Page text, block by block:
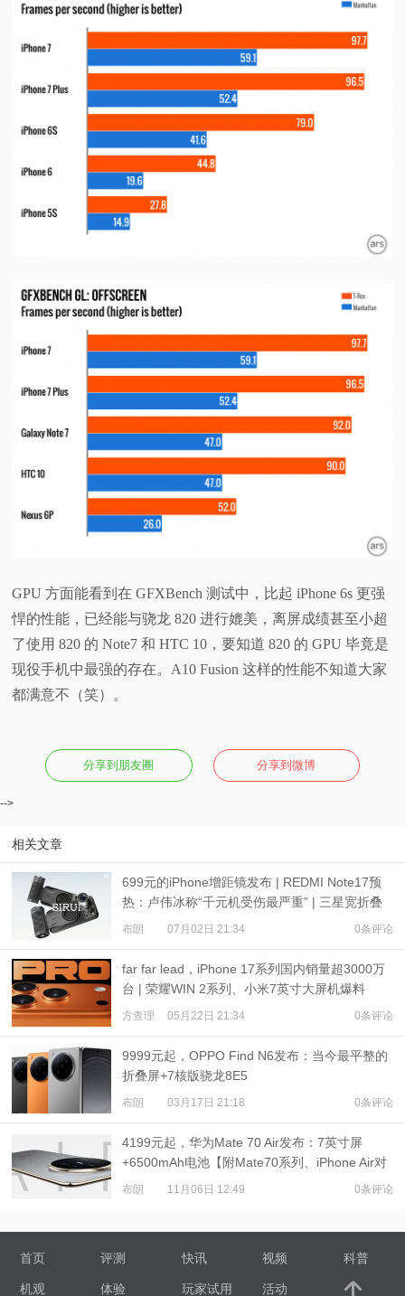
GPU 方面能看到在 GFXBench 测试中，比起 iPhone 6s 更强
悍的性能，已经能与骁龙 820 进行媲美，离屏成绩甚至小超
了使用 820 的 Note7 和 HTC 10，要知道 820 的 GPU 毕竟是
现役手机中最强的存在。A10 Fusion 这样的性能不知道大家
都满意不（笑）。
分享到朋友圈 分享到微博
-->
相关文章
699元的iPhone增距镜发布 | REDMI Note17预
热：卢伟冰称“千元机受伤最严重” | 三星宽折叠
或7月22日发布
布朗 07月02日 21:34 0条评论
far far lead，iPhone 17系列国内销量超3000万
台 | 荣耀WIN 2系列、小米7英寸大屏机爆料
方查理 05月22日 21:34 0条评论
9999元起，OPPO Find N6发布：当今最平整的
折叠屏+7核版骁龙8E5
布朗 03月17日 21:18 0条评论
4199元起，华为Mate 70 Air发布：7英寸屏
+6500mAh电池【附Mate70系列、iPhone Air对
比】
布朗 11月06日 12:49 0条评论
首页 评测 快讯 视频 科普
机观 体验 玩家试用 活动